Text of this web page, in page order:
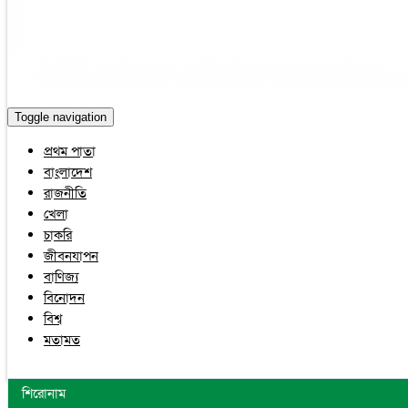
Toggle navigation
প্রথম পাতা
বাংলাদেশ
রাজনীতি
খেলা
চাকরি
জীবনযাপন
বাণিজ্য
বিনোদন
বিশ্ব
মতামত
শিরোনাম